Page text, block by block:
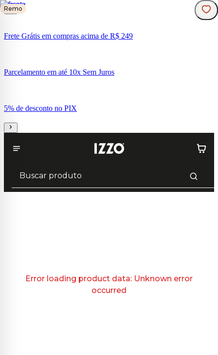
Frete Grátis em compras acima de R$ 249
Parcelamento em até 10x Sem Juros
5% de desconto no PIX
Error loading product data: Unknown error
occurred
Remo